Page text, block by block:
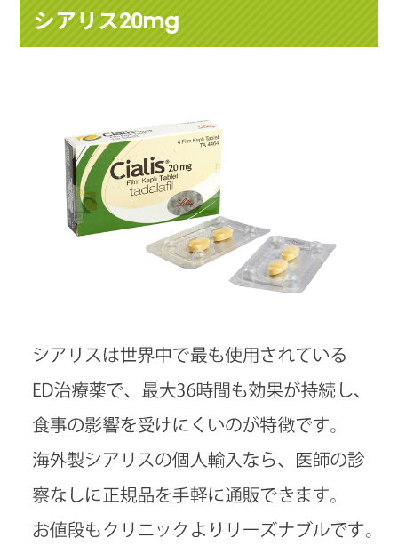
シアリス20mg